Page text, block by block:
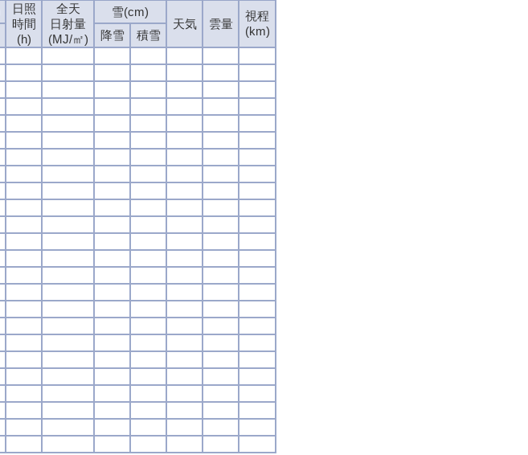
日照
時間
(h)
全天
日射量
(MJ/㎡)
雪(cm)
天気
雲量
視程
(km)
降雪
積雪